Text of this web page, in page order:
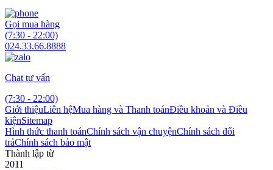
Gọi mua hàng
(7:30 - 22:00)
024.33.66.8888
Chat tư vấn
(7:30 - 22:00)
Giới thiệuLiên hệMua hàng và Thanh toánĐiều khoản và Điều
kiệnSitemap
Hình thức thanh toánChính sách vận chuyệnChính sách đổi
trảChính sách bảo mật
Thành lập từ
2011